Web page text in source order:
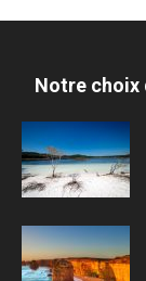
Notre choix